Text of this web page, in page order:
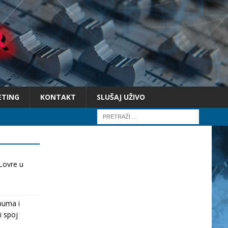
KONTAKT SLUŠAJ UŽIVO
u
i
spoj